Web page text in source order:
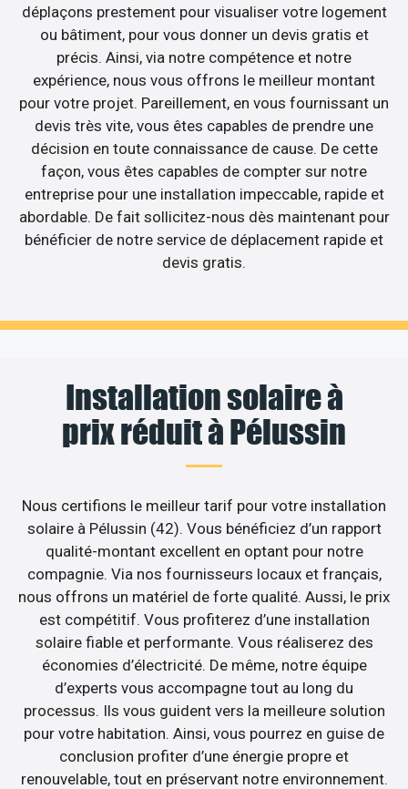
déplaçons prestement pour visualiser votre logement
ou bâtiment, pour vous donner un devis gratis et
précis. Ainsi, via notre compétence et notre
expérience, nous vous offrons le meilleur montant
pour votre projet. Pareillement, en vous fournissant un
devis très vite, vous êtes capables de prendre une
décision en toute connaissance de cause. De cette
façon, vous êtes capables de compter sur notre
entreprise pour une installation impeccable, rapide et
abordable. De fait sollicitez-nous dès maintenant pour
bénéficier de notre service de déplacement rapide et
devis gratis.
Installation solaire à
prix réduit à Pélussin
Nous certifions le meilleur tarif pour votre installation
solaire à Pélussin (42). Vous bénéficiez d’un rapport
qualité-montant excellent en optant pour notre
compagnie. Via nos fournisseurs locaux et français,
nous offrons un matériel de forte qualité. Aussi, le prix
est compétitif. Vous profiterez d’une installation
solaire fiable et performante. Vous réaliserez des
économies d’électricité. De même, notre équipe
d’experts vous accompagne tout au long du
processus. Ils vous guident vers la meilleure solution
pour votre habitation. Ainsi, vous pourrez en guise de
conclusion profiter d’une énergie propre et
renouvelable, tout en préservant notre environnement.